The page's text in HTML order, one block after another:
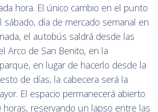
hora. El único cambio en el punto
sábado, día de mercado semanal en
el autobús saldrá desde las
Arco de San Benito, en la
en lugar de hacerlo desde la
de días, la cabecera será la
El espacio permanecerá abierto
horas, reservando un lapso entre las